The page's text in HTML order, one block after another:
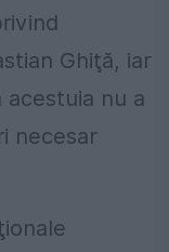
Ghiţă, iar
nu a
necesar